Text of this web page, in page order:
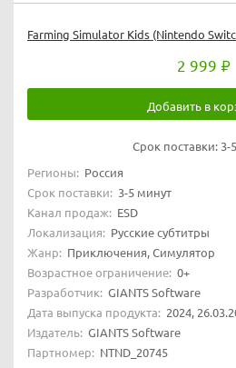
Farming Simulator Kids (Nintendo
2 999
Добавить в
Срок поставки: 3-
Регионы: Россия
Срок поставки: 3-5 минут
Канал продаж: ESD
Локализация: Русские субтитры
Жанр: Приключения, Симулятор
Возрастное ограничение: 0+
Разработчик: GIANTS Software
Дата выпуска продукта: 2024,
Издатель: GIANTS Software
Партномер: NTND_20745